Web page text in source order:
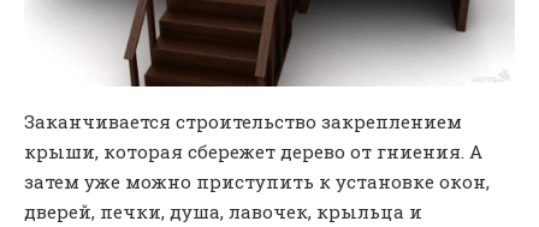
Заканчивается строительство закреплением
крыши, которая сбережет дерево от гниения. А
затем уже можно приступить к установке окон,
дверей, печки, душа, лавочек, крыльца и